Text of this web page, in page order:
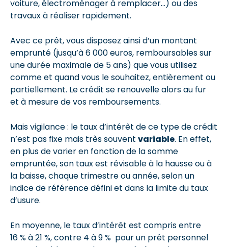
voiture, électroménager à remplacer…) ou des
travaux à réaliser rapidement.
Avec ce prêt, vous disposez ainsi d’un montant
emprunté (jusqu’à 6 000 euros, remboursables sur
une durée maximale de 5 ans) que vous utilisez
comme et quand vous le souhaitez, entièrement ou
partiellement. Le crédit se renouvelle alors au fur
et à mesure de vos remboursements.
Mais vigilance : le taux d’intérêt de ce type de crédit
n’est pas fixe mais très souvent variable. En effet,
en plus de varier en fonction de la somme
empruntée, son taux est révisable à la hausse ou à
la baisse, chaque trimestre ou année, selon un
indice de référence défini et dans la limite du taux
d’usure.
En moyenne, le taux d’intérêt est compris entre
16 % à 21 %, contre 4 à 9 % pour un prêt personnel